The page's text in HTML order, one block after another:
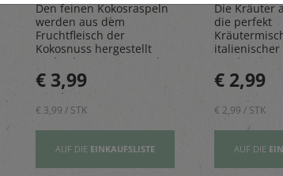
Den feinen Kokosraspeln
werden aus dem
Fruchtfleisch der
Kokosnuss hergestellt
und geben einen Hauch
Exotik in köstliche Kuchen
& Kekse
€ 3,99
€ 3,99 / STK
AUF DIE EINKAUFSLISTE
Die Kräuter
die perfekt
italienischer
rundet
und
€ 2,99
€ 2,99 / STK
AUF DIE